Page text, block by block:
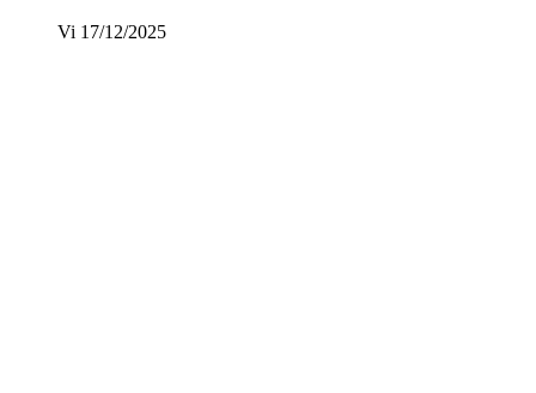
Vi 17/12/2025